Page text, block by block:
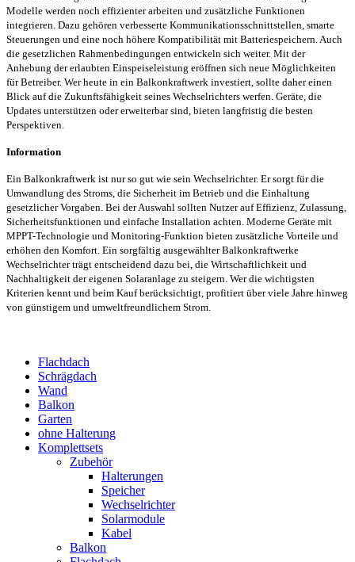
Modelle werden noch effizienter arbeiten und zusätzliche Funktionen
integrieren. Dazu gehören verbesserte Kommunikationsschnittstellen, smarte
Steuerungen und eine noch höhere Kompatibilität mit Batteriespeichern. Auch
die gesetzlichen Rahmenbedingungen entwickeln sich weiter. Mit der
Anhebung der erlaubten Einspeiseleistung eröffnen sich neue Möglichkeiten
für Betreiber. Wer heute in ein Balkonkraftwerk investiert, sollte daher einen
Blick auf die Zukunftsfähigkeit seines Wechselrichters werfen. Geräte, die
Updates unterstützen oder erweiterbar sind, bieten langfristig die besten
Perspektiven.
Information
Ein Balkonkraftwerk ist nur so gut wie sein Wechselrichter. Er sorgt für die
Umwandlung des Stroms, die Sicherheit im Betrieb und die Einhaltung
gesetzlicher Vorgaben. Bei der Auswahl sollten Nutzer auf Effizienz, Zulassung,
Sicherheitsfunktionen und einfache Installation achten. Moderne Geräte mit
MPPT-Technologie und Monitoring-Funktion bieten zusätzliche Vorteile und
erhöhen den Komfort. Ein sorgfältig ausgewählter Balkonkraftwerke
Wechselrichter trägt entscheidend dazu bei, die Wirtschaftlichkeit und
Nachhaltigkeit der eigenen Solaranlage zu steigern. Wer die wichtigsten
Kriterien kennt und beim Kauf berücksichtigt, profitiert über viele Jahre hinweg
von günstigem und umweltfreundlichem Strom.
Flachdach
Schrägdach
Wand
Balkon
Garten
ohne Halterung
Komplettsets
Zubehör
Halterungen
Speicher
Wechselrichter
Solarmodule
Kabel
Balkon